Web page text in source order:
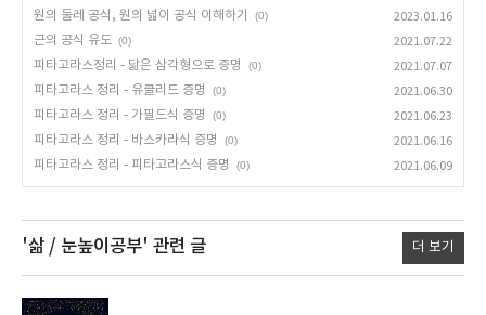
원의 둘레 공식, 원의 넓이 공식 이해하기
(0)
2023.01.16
근의 공식 유도 (0)
2021.07.22
피타고라스정리 - 닮은 삼각형으로 증명
(0)
2021.07.07
피타고라스 정리 - 유클리드 증명
(0)
2021.06.30
피타고라스 정리 - 가필드식 증명
(0)
2021.06.23
피타고라스 정리 - 바스카라식 증명
(0)
2021.06.16
피타고라스 정리 - 피타고라스식 증명
(0) 2021.06.09
'삶 / 눈높이공부' 관련 글 더 보기